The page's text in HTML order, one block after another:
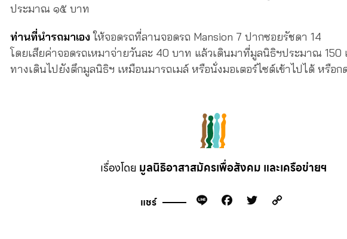
ประมาณ ๑๕ บาท
ท่านที่นำรถมาเอง ให้จอดรถที่ลานจอดรถ Mansion 7 ปากซอยรัชดา 14
โดยเสียค่าจอดรถเหมาจ่ายวันละ 40 บาท แล้วเดินมาที่มูลนิธิฯประมาณ 150
ทางเดินไปยังตึกมูลนิธิฯ เหมือนมารถเมล์ หรือนั่งมอเตอร์ไซต์เข้าไปได้ หรือก
เรื่องโดย มูลนิธิอาสาสมัครเพื่อสังคม และเครือข่ายฯ
แชร์ Line Facebook
Twitter